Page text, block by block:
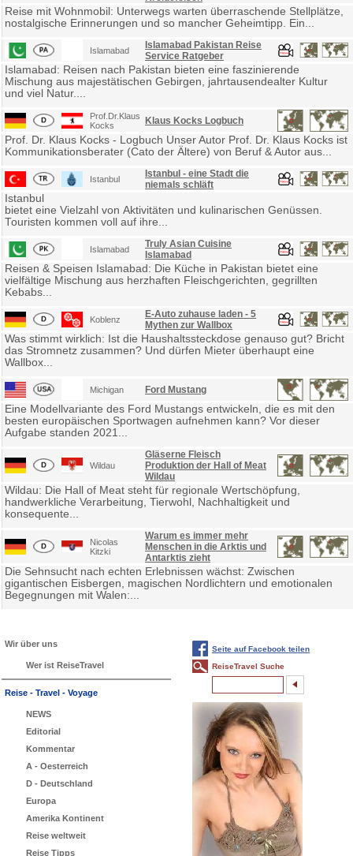
Reise mit Wohnmobil: Unterwegs warten überraschende Stellplätze,
nostalgische Erinnerungen und so mancher Geheimtipp. Ein...
Islamabad
Islamabad Pakistan Reise
Service Ratgeber
Islamabad: Reisen nach Pakistan bieten eine faszinierende
Mischung aus majestätischen Gebirgen, jahrtausendealter Kultur
und viel Natur....
Prof.Dr.Klaus
Kocks
Klaus Kocks Logbuch
Prof. Dr. Klaus Kocks - Logbuch Unser Autor Prof. Dr. Klaus Kocks ist
Kommunikationsberater (Cato der Ältere) von Beruf & Autor aus...
Istanbul
Istanbul - eine Stadt die
niemals schläft
Istanbul
bietet eine Vielzahl von Aktivitäten und kulinarischen Genüssen.
Touristen kommen voll auf ihre...
Islamabad
Truly Asian Cuisine
Islamabad
Reisen & Speisen Islamabad: Die Küche in Pakistan bietet eine
vielfältige Mischung aus herzhaften Fleischgerichten, gegrillten
Kebabs...
Koblenz
E-Auto zuhause laden - 5
Mythen zur Wallbox
Was stimmt wirklich: Ist die Haushaltssteckdose genauso gut? Bricht
das Stromnetz zusammen? Und dürfen Mieter überhaupt eine
Wallbox...
Michigan Ford Mustang
Eine Modellvariante des Ford Mustangs entwickeln, die es mit den
besten europäischen Sportwagen aufnehmen kann? Vor dieser
Aufgabe standen 2021...
Wildau
Gläserne Fleisch
Produktion der Hall of Meat
Wildau
Wildau: Die Hall of Meat steht für regionale Wertschöpfung,
handwerkliche Verarbeitung, Tierwohl, Nachhaltigkeit und
konsequente...
Nicolas
Kitzki
Warum es immer mehr
Menschen in die Arktis und
Antarktis zieht
Die Sehnsucht nach echten Erlebnissen wächst: Zwischen
gigantischen Eisbergen, magischen Nordlichtern und emotionalen
Begegnungen mit Walen:...
Wir über uns
Wer ist ReiseTravel
Reise - Travel - Voyage
NEWS
Editorial
Kommentar
A - Oesterreich
D - Deutschland
Europa
Amerika Kontinent
Reise weltweit
Reise Tipps
Seite auf Facebook teilen
ReiseTravel Suche